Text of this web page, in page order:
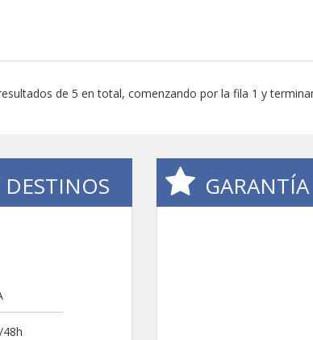
de 5 en total, comenzando por la fila 1 y
DESTINOS
48h